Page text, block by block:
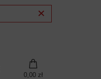
0,00 zł